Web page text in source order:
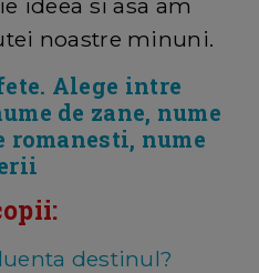
ideea si asa am
noastre minuni.
Alege intre
de zane, nume
romanesti, nume
destinul?